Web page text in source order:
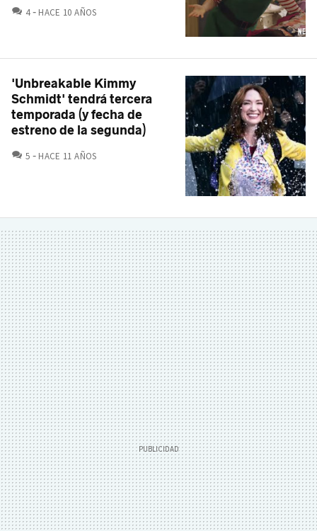
4 COMENTARIOS
HACE 10 AÑOS
'Unbreakable Kimmy
Schmidt' tendrá tercera
temporada (y fecha de
estreno de la segunda)
5 COMENTARIOS
HACE 11 AÑOS